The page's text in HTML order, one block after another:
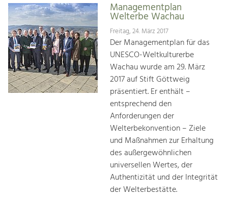
Managementplan
Welterbe Wachau
Freitag, 24. März 2017
Der Managementplan für das
UNESCO-Weltkulturerbe
Wachau wurde am 29. März
2017 auf Stift Göttweig
präsentiert. Er enthält –
entsprechend den
Anforderungen der
Welterbekonvention – Ziele
und Maßnahmen zur Erhaltung
des außergewöhnlichen
universellen Wertes, der
Authentizität und der Integrität
der Welterbestätte.